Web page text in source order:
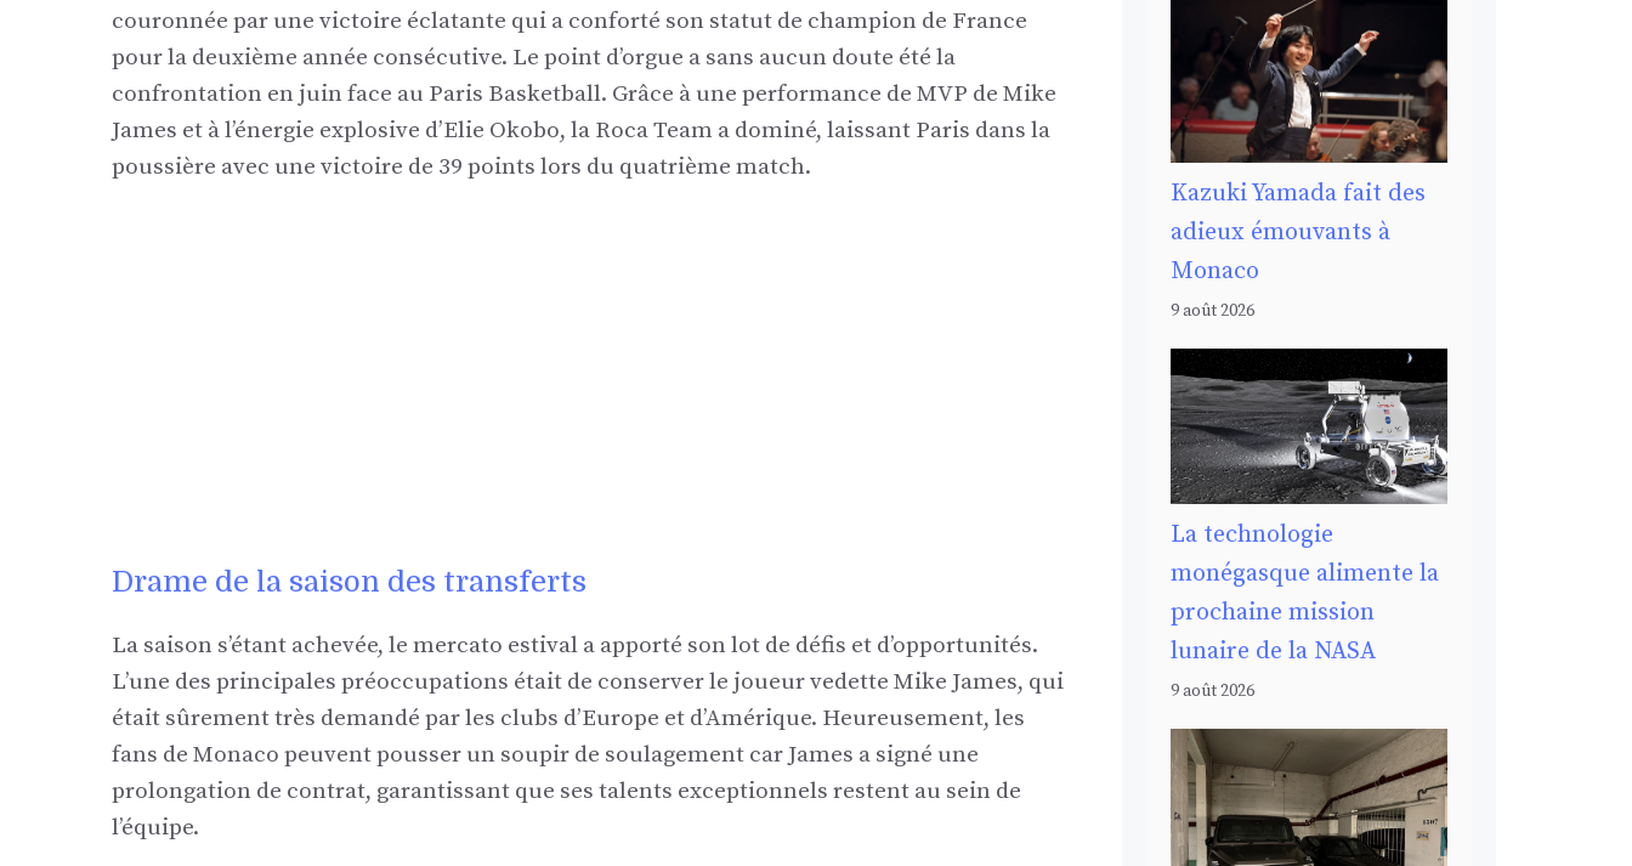
couronnée par une victoire éclatante qui a conforté son statut de champion de France
pour la deuxième année consécutive. Le point d’orgue a sans aucun doute été la
confrontation en juin face au Paris Basketball. Grâce à une performance de MVP de Mike
James et à l’énergie explosive d’Elie Okobo, la Roca Team a dominé, laissant Paris dans la
poussière avec une victoire de 39 points lors du quatrième match.
Drame de la saison des transferts
La saison s’étant achevée, le mercato estival a apporté son lot de défis et d’opportunités.
L’une des principales préoccupations était de conserver le joueur vedette Mike James, qui
était sûrement très demandé par les clubs d’Europe et d’Amérique. Heureusement, les
fans de Monaco peuvent pousser un soupir de soulagement car James a signé une
prolongation de contrat, garantissant que ses talents exceptionnels restent au sein de
l’équipe.
Kazuki Yamada fait des
adieux émouvants à
Monaco
9 août 2026
La technologie
monégasque alimente la
prochaine mission
lunaire de la NASA
9 août 2026